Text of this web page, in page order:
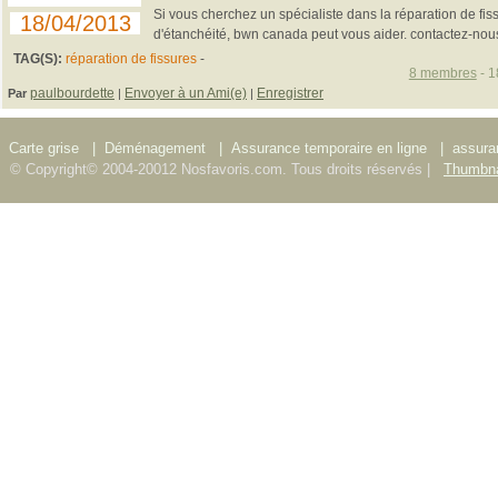
18/04/2013
Si vous cherchez un spécialiste dans la réparation de
d'étanchéité, bwn canada peut vous aider. contactez-
TAG(S): réparation de fissures -
Par paulbourdette | Envoyer à un Ami(e) | Enregistrer
8 membres-
Carte grise Déménagement Assurance temporaire en ligne
© Copyright© 2004-20012 Nosfavoris.com. Tous droits réservés |